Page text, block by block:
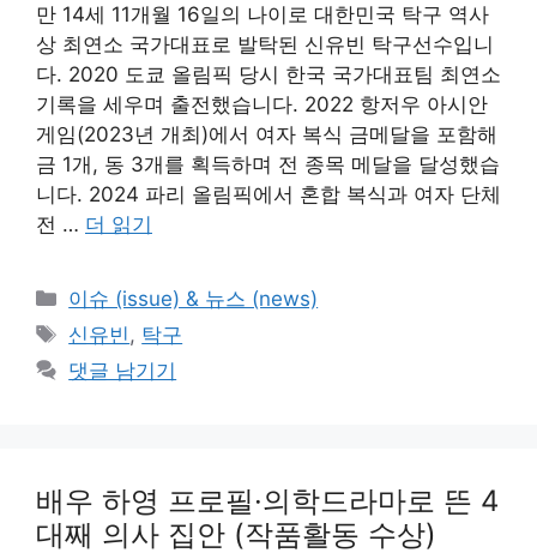
만 14세 11개월 16일의 나이로 대한민국 탁구 역사
상 최연소 국가대표로 발탁된 신유빈 탁구선수입니
다. 2020 도쿄 올림픽 당시 한국 국가대표팀 최연소
기록을 세우며 출전했습니다. 2022 항저우 아시안
게임(2023년 개최)에서 여자 복식 금메달을 포함해
금 1개, 동 3개를 획득하며 전 종목 메달을 달성했습
니다. 2024 파리 올림픽에서 혼합 복식과 여자 단체
전 … 더 읽기
카
테
리
이슈 (issue) & 뉴스 (news)
태
그
신유빈 , 탁구
댓글 남기기
배우 하영 프로필·의학드라마로 뜬 4
대째 의사 집안 (작품활동 수상)